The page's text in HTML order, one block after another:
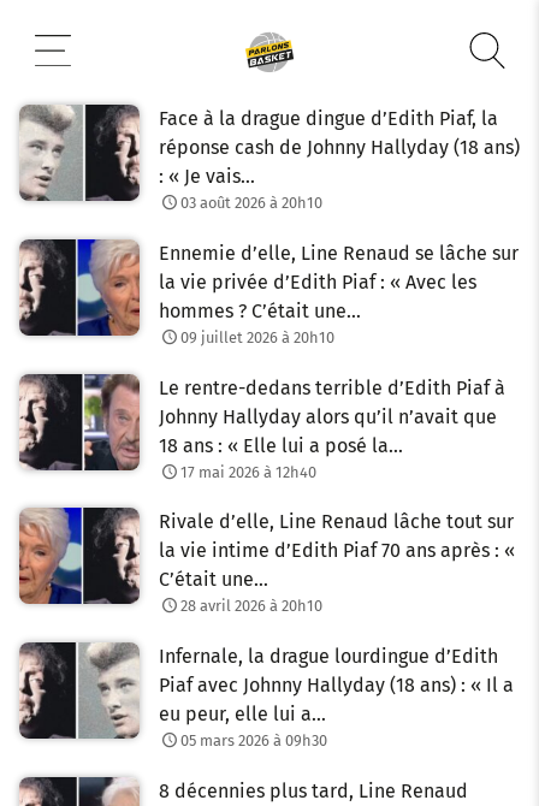
contenu
Face à la drague dingue d’Edith Piaf, la
réponse cash de Johnny Hallyday (18 ans)
: « Je vais…
03 août 2026 à 20h10
Ennemie d’elle, Line Renaud se lâche sur
la vie privée d’Edith Piaf : « Avec les
hommes ? C’était une…
09 juillet 2026 à 20h10
Le rentre-dedans terrible d’Edith Piaf à
Johnny Hallyday alors qu’il n’avait que
18 ans : « Elle lui a posé la…
17 mai 2026 à 12h40
Rivale d’elle, Line Renaud lâche tout sur
la vie intime d’Edith Piaf 70 ans après : «
C’était une…
28 avril 2026 à 20h10
Infernale, la drague lourdingue d’Edith
Piaf avec Johnny Hallyday (18 ans) : « Il a
eu peur, elle lui a…
05 mars 2026 à 09h30
8 décennies plus tard, Line Renaud